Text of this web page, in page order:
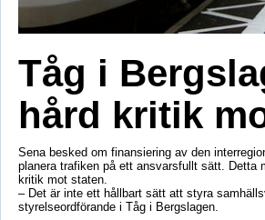
Tåg i
hård kritik
Sena besked om finansiering av den
planera trafiken på ett ansvarsfullt sätt. Detta
kritik mot staten.
– Det är inte ett hållbart sätt att styra
styrelseordförande i Tåg i Bergslagen.